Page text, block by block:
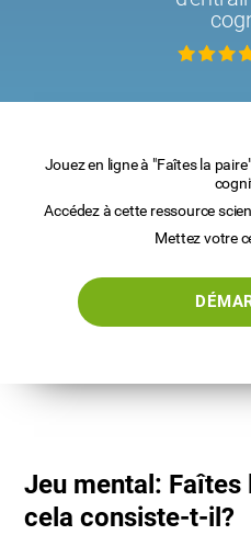
Jouez en ligne à "Faîtes la
Accédez à cette ressource
Mettez votre
Jeu mental: Faîtes
cela consiste-t-il?